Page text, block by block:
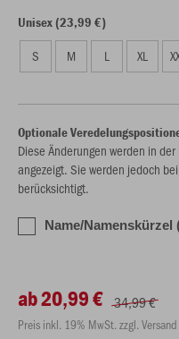
Unisex (23,99 €)
S M L XL
Optionale
Diese Änderungen werden in
angezeigt. Sie werden jedoch
berücksichtigt.
Name/Namenskürzel
ab 20,99 € 34,99 €
Preis inkl. 19% MwSt. zzgl. Versand